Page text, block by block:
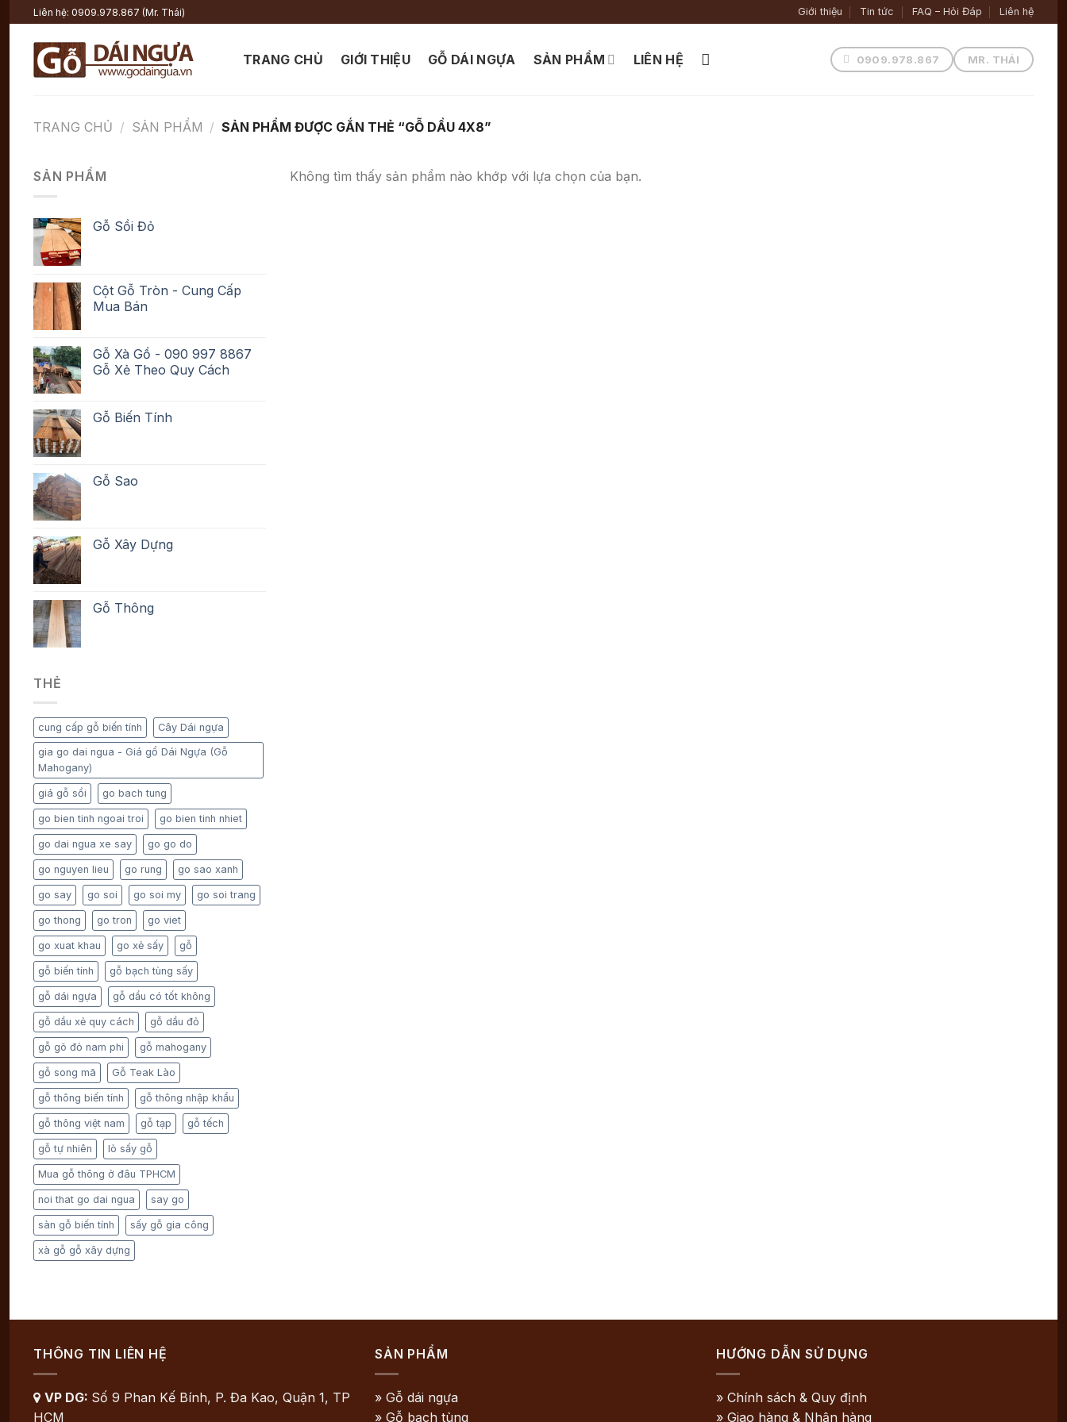
Chuyển
đến
dung
Liên hệ: 0909.978.867 (Mr. Thái) Giới thiệu Tin tức FAQ – Hỏi Đáp Liên hệ
TRANG CHỦ GIỚI THIỆU GỖ DÁI NGỰA SẢN PHẨM LIÊN HỆ 0909.978.867 MR. THÁI
TRANG CHỦ / SẢN PHẨM / SẢN PHẨM ĐƯỢC GẮN THẺ “GỖ DẦU 4X8”
SẢN PHẨM
Gỗ Sồi Đỏ
Cột Gỗ Tròn - Cung Cấp
Mua Bán
Gỗ Xà Gồ - 090 997 8867
Gỗ Xẻ Theo Quy Cách
Gỗ Biến Tính
Gỗ Sao
Gỗ Xây Dựng
Gỗ Thông
THẺ
cung cấp gỗ biến tính Cây Dái ngựa
gia go dai ngua - Giá gổ Dái Ngựa (Gỗ
Mahogany)
giá gỗ sồi go bach tung
go bien tinh ngoai troi go bien tinh nhiet
go dai ngua xe say go go do
go nguyen lieu go rung go sao xanh
go say go soi go soi my go soi trang
go thong go tron go viet
go xuat khau go xẻ sấy gỗ
gỗ biến tính gỗ bạch tùng sấy
gỗ dái ngựa gỗ dầu có tốt không
gỗ dầu xẻ quy cách gỗ dầu đỏ
gỗ gõ đỏ nam phi gỗ mahogany
gỗ song mã Gỗ Teak Lào
gỗ thông biến tính gỗ thông nhập khẩu
gỗ thông việt nam gỗ tạp gỗ tếch
gỗ tự nhiên lò sấy gỗ
Mua gỗ thông ở đâu TPHCM
noi that go dai ngua say go
sàn gỗ biến tính sấy gỗ gia công
xà gỗ gỗ xây dựng
Không tìm thấy sản phẩm nào khớp với lựa chọn của bạn.
THÔNG TIN LIÊN HỆ
 VP DG: Số 9 Phan Kế Bính, P. Đa Kao, Quận 1, TP
HCM
SẢN PHẨM
» Gỗ dái ngựa
» Gỗ bạch tùng
HƯỚNG DẪN SỬ DỤNG
» Chính sách & Quy định
» Giao hàng & Nhận hàng